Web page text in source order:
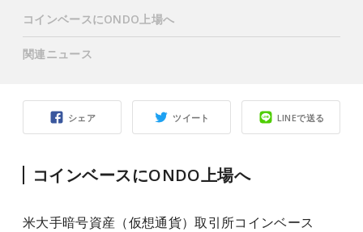
シェア ツイート LINEで送る
コインベースにONDO上場へ
米大手暗号資産（仮想通貨）取引所コインベース
コインベースにONDO上場へ
関連ニュース